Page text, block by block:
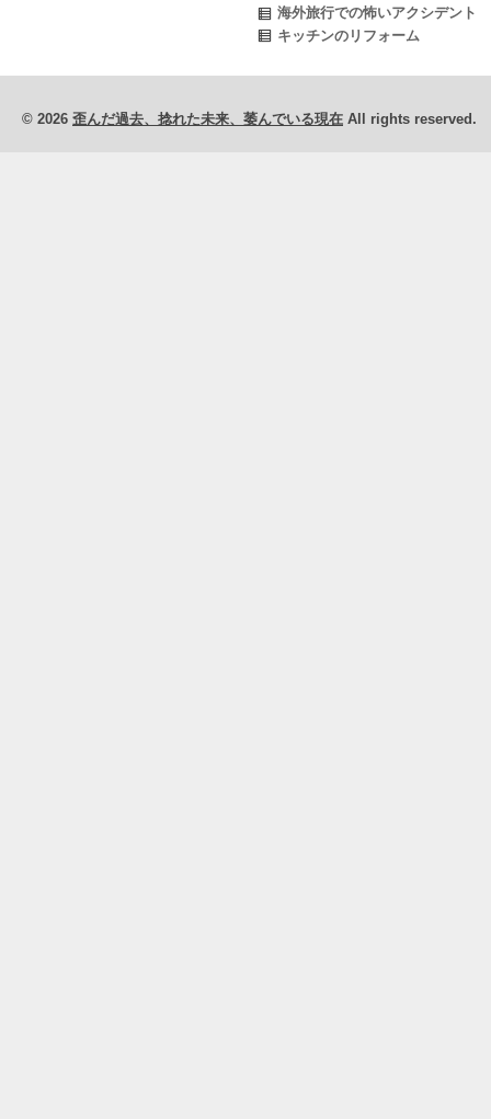
海外旅行での怖いアクシデント
キッチンのリフォーム
© 2026 歪んだ過去、捻れた未来、萎んでいる現在 All rights reserved.